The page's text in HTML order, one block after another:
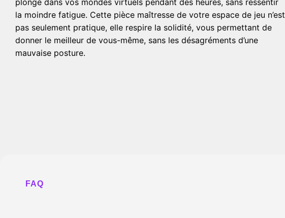
la moindre fatigue. Cette pièce maîtresse de votre espace de jeu n’est
pas seulement pratique, elle respire la solidité, vous permettant de
donner le meilleur de vous-même, sans les désagréments d’une
mauvaise posture.
FAQ